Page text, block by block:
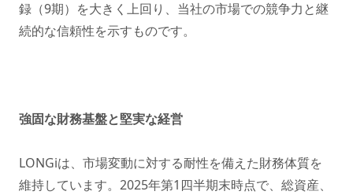
録（9期）を大きく上回り、当社の市場での競争力と継
続的な信頼性を示すものです。
強固な財務基盤と堅実な経営
LONGiは、市場変動に対する耐性を備えた財務体質を
維持しています。2025年第1四半期末時点で、総資産、